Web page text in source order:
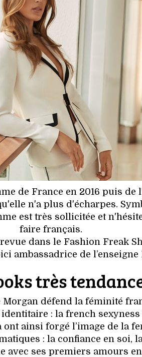
de France en 2016 puis de
n'a plus d'écharpes.
est très sollicitée et
faire français.
dans le Fashion Freak
ambassadrice de l’enseigne
très
défend la féminité
: la french sexyness
ainsi forgé l’image de la
: la confiance en soi,
avec ses premiers amours